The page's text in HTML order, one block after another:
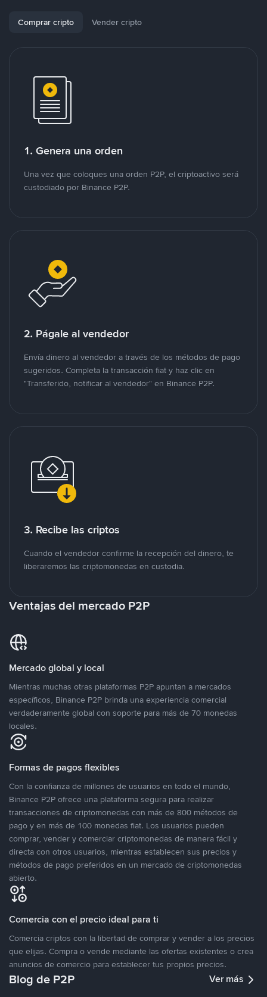
Comprar cripto Vender cripto
1. Genera una orden
Una vez que coloques una orden P2P, el criptoactivo será
custodiado por Binance P2P.
2. Págale al vendedor
Envía dinero al vendedor a través de los métodos de pago
sugeridos. Completa la transacción fiat y haz clic en
"Transferido, notificar al vendedor" en Binance P2P.
3. Recibe las criptos
Cuando el vendedor confirme la recepción del dinero, te
liberaremos las criptomonedas en custodia.
Ventajas del mercado P2P
Mercado global y local
Mientras muchas otras plataformas P2P apuntan a mercados
específicos, Binance P2P brinda una experiencia comercial
verdaderamente global con soporte para más de 70 monedas
locales.
Formas de pagos flexibles
Con la confianza de millones de usuarios en todo el mundo,
Binance P2P ofrece una plataforma segura para realizar
transacciones de criptomonedas con más de 800 métodos de
pago y en más de 100 monedas fiat. Los usuarios pueden
comprar, vender y comerciar criptomonedas de manera fácil y
directa con otros usuarios, mientras establecen sus precios y
métodos de pago preferidos en un mercado de criptomonedas
abierto.
Comercia con el precio ideal para ti
Comercia criptos con la libertad de comprar y vender a los precios
que elijas. Compra o vende mediante las ofertas existentes o crea
anuncios de comercio para establecer tus propios precios.
Blog de P2P Ver más